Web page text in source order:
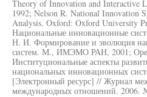
Theory of Innovation and Interactive
1992; Nelson R. National Innovation
Analysis. Oxford: Oxford University
Национальные инновационные
Н. И. Формирование и эволюция
систем. М., ИМЭМО РАН, 2001;
Институциональные аспекты
национальных инновационных
[Электронный ресурс] // Журнал
международных отношений. 2006.